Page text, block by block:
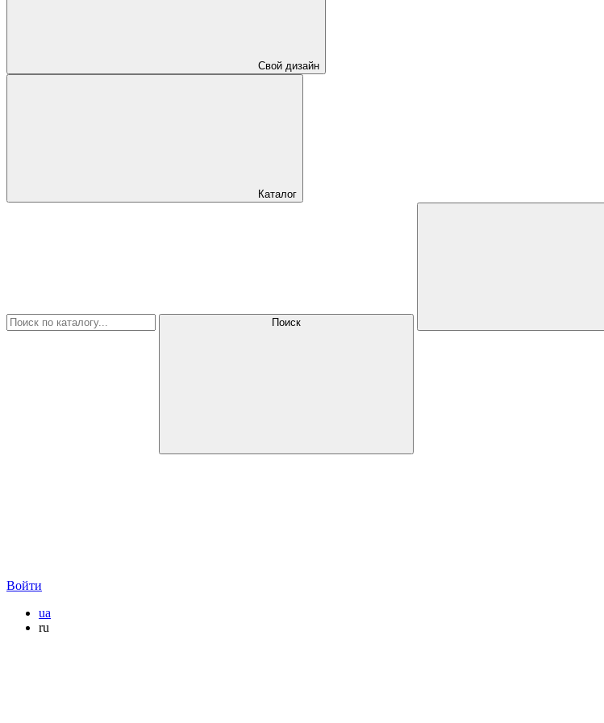
Свой дизайн
Каталог
Поиск
Войти
ua
ru